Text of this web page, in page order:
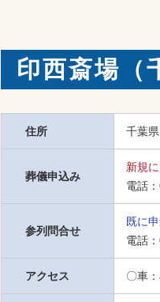
印西斎場（
住所 千葉
葬儀申込み
新規
電話：
参列問合せ
既に
電話：
アクセス 〇車